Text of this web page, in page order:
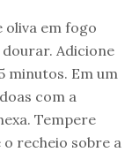
oliva em fogo
Adicione
minutos. Em um
com a
Tempere
recheio sobre a